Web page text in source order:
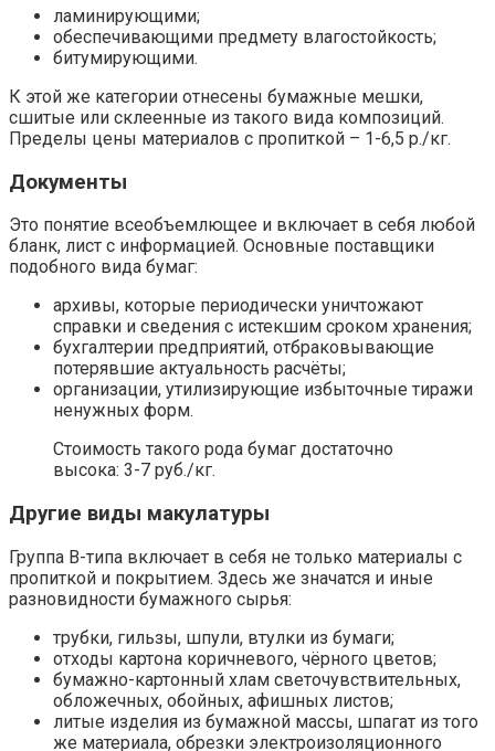
ламинирующими;
обеспечивающими предмету влагостойкость;
битумирующими.
К этой же категории отнесены бумажные мешки,
сшитые или склеенные из такого вида композиций.
Пределы цены материалов с пропиткой – 1-6,5 р./кг.
Документы
Это понятие всеобъемлющее и включает в себя любой
бланк, лист с информацией. Основные поставщики
подобного вида бумаг:
архивы, которые периодически уничтожают
справки и сведения с истекшим сроком хранения;
бухгалтерии предприятий, отбраковывающие
потерявшие актуальность расчёты;
организации, утилизирующие избыточные тиражи
ненужных форм.
Стоимость такого рода бумаг достаточно
высока: 3-7 руб./кг.
Другие виды макулатуры
Группа В-типа включает в себя не только материалы с
пропиткой и покрытием. Здесь же значатся и иные
разновидности бумажного сырья:
трубки, гильзы, шпули, втулки из бумаги;
отходы картона коричневого, чёрного цветов;
бумажно-картонный хлам светочувствительных,
обложечных, обойных, афишных листов;
литые изделия из бумажной массы, шпагат из того
же материала, обрезки электроизоляционного